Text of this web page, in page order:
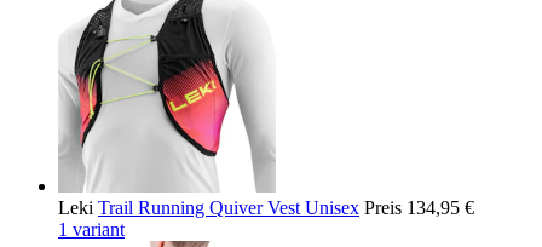
Leki Trail Running Quiver Vest Unisex Preis 134,95 €
1 variant